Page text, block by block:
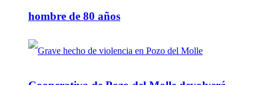
hombre de 80 años